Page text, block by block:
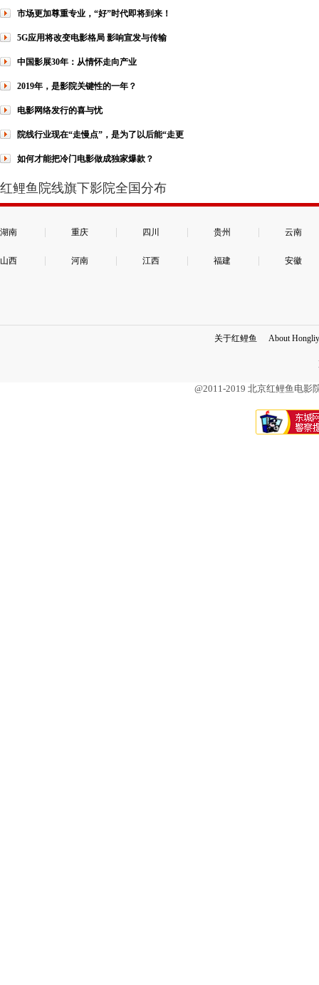
市场更加尊重专业，“好”时代即将到来！
5G应用将改变电影格局 影响宣发与传输
中国影展30年：从情怀走向产业
2019年，是影院关键性的一年？
电影网络发行的喜与忧
院线行业现在“走慢点”，是为了以后能“走更
如何才能把冷门电影做成独家爆款？
红鲤鱼院线旗下影院全国分布
湖南 重庆 四川 贵州 云南
山西 河南 江西 福建 安徽
关于红鲤鱼 About
@2011-2019 北京红鲤鱼电影